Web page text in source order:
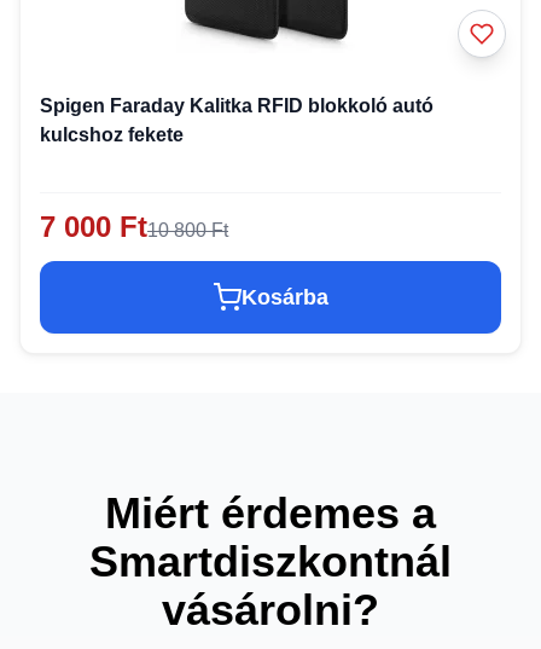
Spigen Faraday Kalitka RFID blokkoló autó
kulcshoz fekete
7 000 Ft10 800 Ft
Kosárba
Miért érdemes a
Smartdiszkontnál
vásárolni?